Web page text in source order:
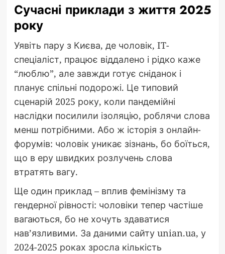
Сучасні приклади з життя 2025
року
Уявіть пару з Києва, де чоловік, IT-
спеціаліст, працює віддалено і рідко каже
“люблю”, але завжди готує сніданок і
планує спільні подорожі. Це типовий
сценарій 2025 року, коли пандемійні
наслідки посилили ізоляцію, роблячи слова
менш потрібними. Або ж історія з онлайн-
форумів: чоловік уникає зізнань, бо боїться,
що в еру швидких розлучень слова
втратять вагу.
Ще один приклад – вплив фемінізму та
гендерної рівності: чоловіки тепер частіше
вагаються, бо не хочуть здаватися
нав’язливими. За даними сайту unian.ua, у
2024-2025 роках зросла кількість